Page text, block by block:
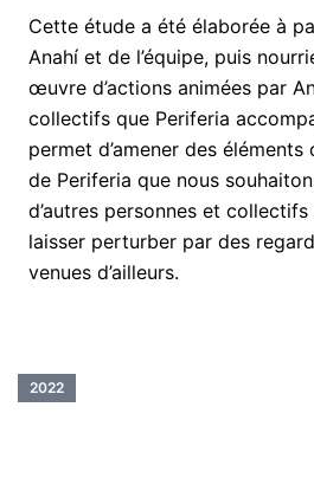
Cette étude a été élaborée à
Anahí et de l’équipe, puis
œuvre d’actions animées par
collectifs que Periferia
permet d’amener des
de Periferia que nous
d’autres personnes et collectifs
laisser perturber par des
venues d’ailleurs.
2022